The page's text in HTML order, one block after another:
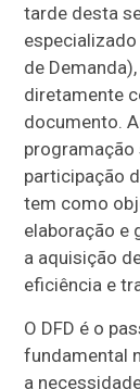
tarde desta
de
diretamente
documento.
programação
participação
tem como
elaboração e
a aquisição
eficiência e
O DFD é o
fundamental
a